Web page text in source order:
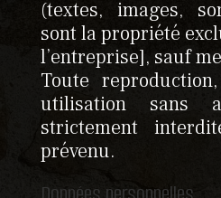
(textes, images,
sont la propriété
l’entreprise], sauf
Toute
utilisation sans
strictement
prévenu.